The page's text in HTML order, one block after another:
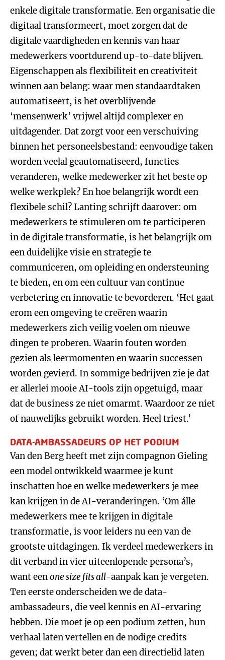
enkele digitale transformatie. Een organisatie die
digitaal transformeert, moet zorgen dat de
digitale vaardigheden en kennis van haar
medewerkers voortdurend up-to-date blijven.
Eigenschappen als flexibiliteit en creativiteit
winnen aan belang: waar men standaardtaken
automatiseert, is het overblijvende
‘mensenwerk’ vrijwel altijd complexer en
uitdagender. Dat zorgt voor een verschuiving
binnen het personeelsbestand: eenvoudige taken
worden veelal geautomatiseerd, functies
veranderen, welke medewerker zit het beste op
welke werkplek? En hoe belangrijk wordt een
flexibele schil? Lanting schrijft daarover: om
medewerkers te stimuleren om te participeren
in de digitale transformatie, is het belangrijk om
een duidelijke visie en strategie te
communiceren, om opleiding en ondersteuning
te bieden, en om een cultuur van continue
verbetering en innovatie te bevorderen. ‘Het gaat
erom een omgeving te creëren waarin
medewerkers zich veilig voelen om nieuwe
dingen te proberen. Waarin fouten worden
gezien als leermomenten en waarin successen
worden gevierd. In sommige bedrijven zie je dat
er allerlei mooie AI-tools zijn opgetuigd, maar
dat de business ze niet omarmt. Waardoor ze niet
of nauwelijks gebruikt worden. Heel triest.’
DATA-AMBASSADEURS OP HET PODIUM
Van den Berg heeft met zijn compagnon Gieling
een model ontwikkeld waarmee je kunt
inschatten hoe en welke medewerkers je mee
kan krijgen in de AI-veranderingen. ‘Om álle
medewerkers mee te krijgen in digitale
transformatie, is voor leiders nu een van de
grootste uitdagingen. Ik verdeel medewerkers in
dit verband in vier uiteenlopende persona’s,
want eenone size fits all-aanpak kan je vergeten.
Ten eerste onderscheiden we de data-
ambassadeurs, die veel kennis en AI-ervaring
hebben. Die moet je op een podium zetten, hun
verhaal laten vertellen en de nodige credits
geven; dat werkt beter dan een directielid laten